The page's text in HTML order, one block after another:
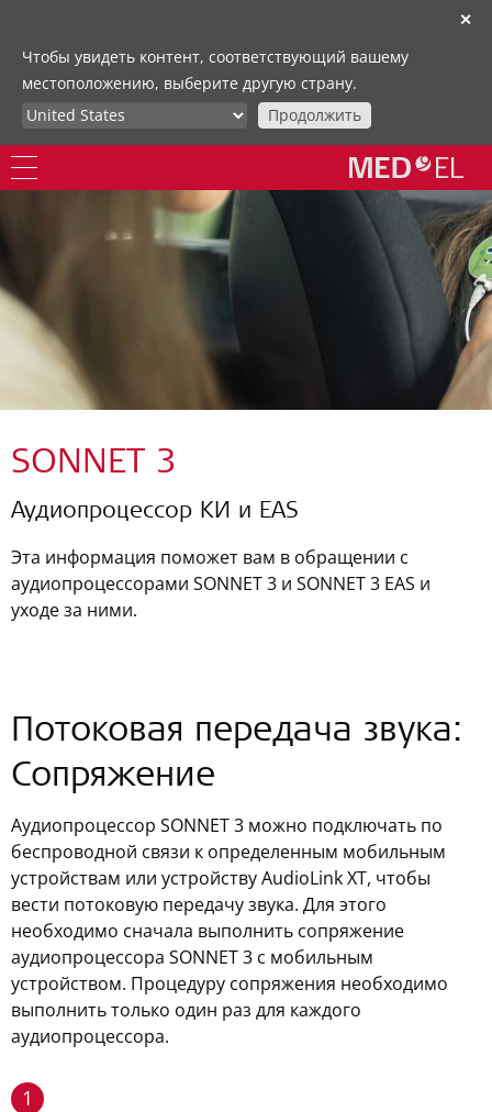
✕
Чтобы увидеть контент, соответствующий вашему
местоположению, выберите другую страну.
Продолжить
SONNET 3
Аудиопроцессор КИ и EAS
Эта информация поможет вам в обращении с
аудиопроцессорами SONNET 3 и SONNET 3 EAS и
уходе за ними.
Потоковая передача звука:
Сопряжение
Аудиопроцессор SONNET 3 можно подключать по
беспроводной связи к определенным мобильным
устройствам или устройству AudioLink XT, чтобы
вести потоковую передачу звука. Для этого
необходимо сначала выполнить сопряжение
аудиопроцессора SONNET 3 с мобильным
устройством. Процедуру сопряжения необходимо
выполнить только один раз для каждого
аудиопроцессора.
1